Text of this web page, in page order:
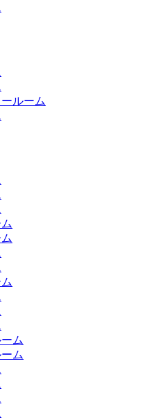
ルーム
ム
ム